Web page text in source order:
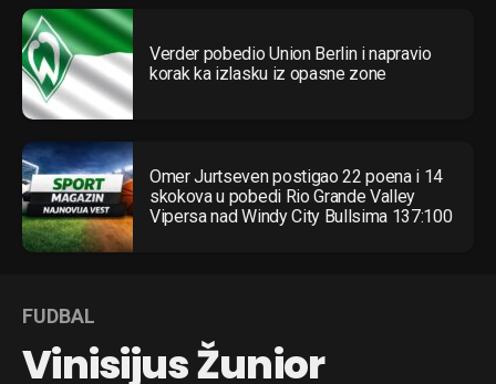
Verder pobedio Union Berlin i napravio
korak ka izlasku iz opasne zone
Omer Jurtseven postigao 22 poena i 14
skokova u pobedi Rio Grande Valley
Vipersa nad Windy City Bullsima 137:100
FUDBAL
Vinisijus Žunior